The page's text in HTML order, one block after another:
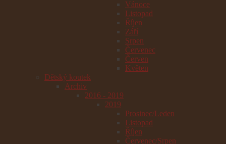
Vánoce
Listopad
Říjen
Září
Srpen
Červenec
Červen
Květen
Dětský koutek
Archiv
2016 - 2019
2019
Prosinec/Leden
Listopad
Říjen
Červenec/Srpen